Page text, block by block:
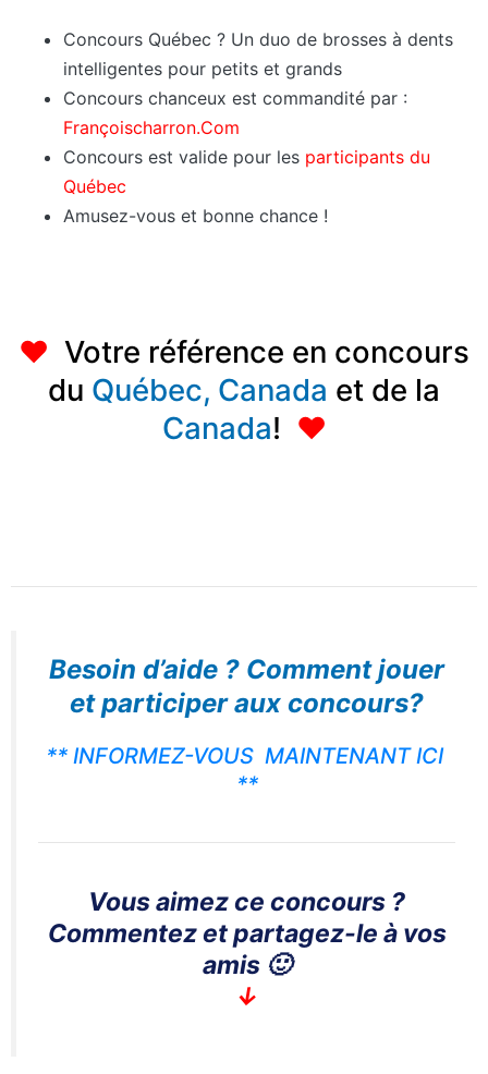
Concours Québec ? Un duo de brosses à dents
intelligentes pour petits et grands
Concours chanceux est commandité par :
Françoischarron.Com
Concours est valide pour les participants du
Québec
Amusez-vous et bonne chance !
♥ Votre référence en concours
du Québec, Canada et de la
Canada! ♥
Besoin d’aide ? Comment jouer
et participer aux concours?
** INFORMEZ-VOUS MAINTENANT ICI
**
Vous aimez ce concours ?
Commentez et partagez-le à vos
amis 🙂
↓